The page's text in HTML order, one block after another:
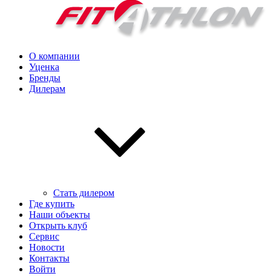
О компании
Уценка
Бренды
Дилерам
Стать дилером
Где купить
Наши объекты
Открыть клуб
Сервис
Новости
Контакты
Войти